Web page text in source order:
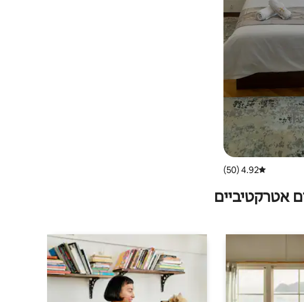
דירוג ממוצע של 4.92 מתוך 5, 50 ביקורות
4.92 (50)
אטרקטיביים